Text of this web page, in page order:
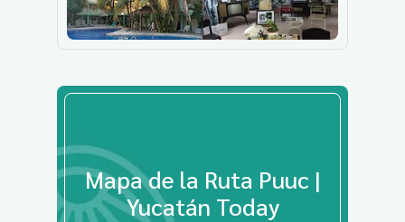
Mapa de la Ruta Puuc |
Yucatán Today